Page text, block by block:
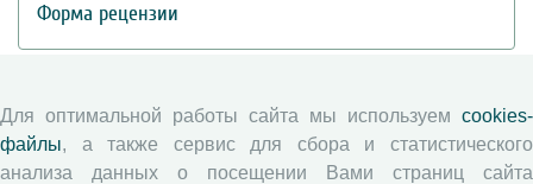
Форма рецензии
Журналы ВолНЦ РАН
Экономические и социальные перемены
Для оптимальной работы сайта мы используем cookies-
файлы, а также сервис для сбора и статистического
анализа данных о посещении Вами страниц сайта